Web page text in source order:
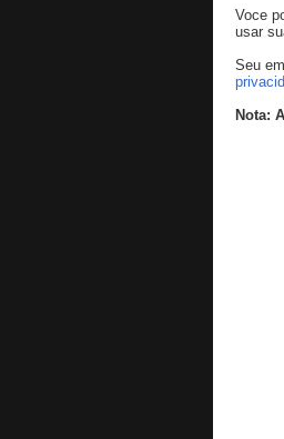
Voce
usar
Seu
Nota: